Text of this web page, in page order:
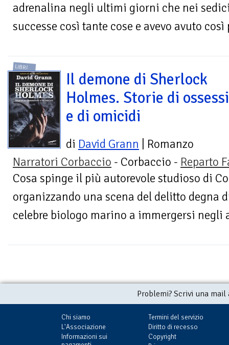
adrenalina negli ultimi giorni che nei
successe così tante cose e avevo avuto
LIBRI
Il demone di Sherlock
Holmes. Storie di
e di omicidi
di David Grann | Romanzo
Narratori Corbaccio - Corbaccio - Reparto
Cosa spinge il più autorevole studioso di
organizzando una scena del delitto degna
celebre biologo marino a immergersi negli
Problemi? Scrivi una
Chi siamo
L'Associazione
Informazioni sui
Termini del servizio
Diritto di recesso
Copyright